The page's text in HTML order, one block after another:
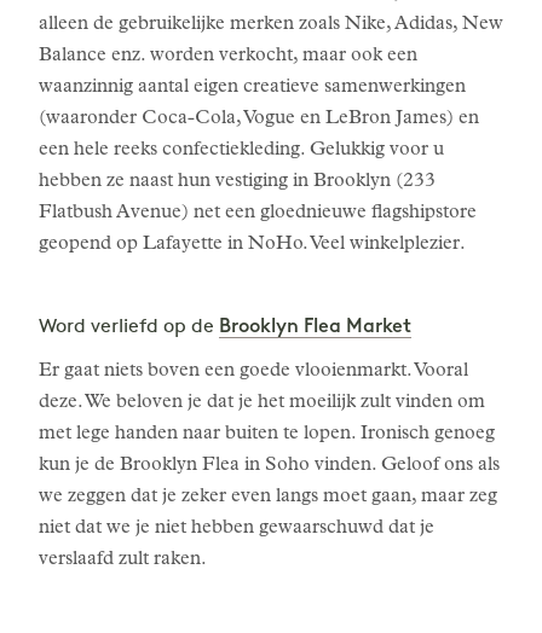
alleen de gebruikelijke merken zoals Nike, Adidas, New
Balance enz. worden verkocht, maar ook een
waanzinnig aantal eigen creatieve samenwerkingen
(waaronder Coca-Cola, Vogue en LeBron James) en
een hele reeks confectiekleding. Gelukkig voor u
hebben ze naast hun vestiging in Brooklyn (233
Flatbush Avenue) net een gloednieuwe flagshipstore
geopend op Lafayette in NoHo. Veel winkelplezier.
Word verliefd op de Brooklyn Flea Market
Er gaat niets boven een goede vlooienmarkt. Vooral
deze. We beloven je dat je het moeilijk zult vinden om
met lege handen naar buiten te lopen. Ironisch genoeg
kun je de Brooklyn Flea in Soho vinden. Geloof ons als
we zeggen dat je zeker even langs moet gaan, maar zeg
niet dat we je niet hebben gewaarschuwd dat je
verslaafd zult raken.